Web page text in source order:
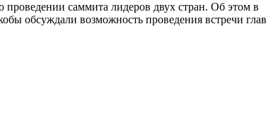
саммита лидеров двух стран. Об этом в
обсуждали возможность проведения встречи глав